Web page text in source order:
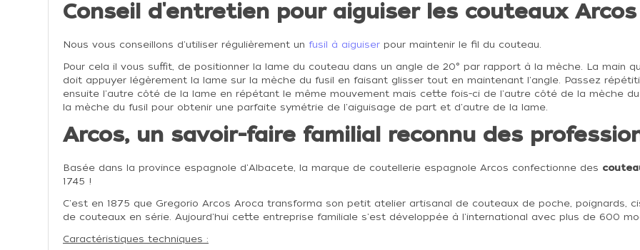
Conseil d'entretien pour aiguiser les couteaux Arcos
Nous vous conseillons d'utiliser régulièrement un fusil à aiguiser pour maintenir le fil du couteau.
Pour cela il vous suffit, de positionner la lame du couteau dans un angle de 20° par rapport à la mèche. La main
doit appuyer légèrement la lame sur la mèche du fusil en faisant glisser tout en maintenant l'angle. Passez
ensuite l'autre côté de la lame en répétant le même mouvement mais cette fois-ci de l'autre côté de la mèche
la mèche du fusil pour obtenir une parfaite symétrie de l'aiguisage de part et d'autre de la lame.
Arcos, un savoir-faire familial reconnu des
Basée dans la province espagnole d'Albacete, la marque de coutellerie espagnole Arcos confectionne des
1745 !
C'est en 1875 que Gregorio Arcos Aroca transforma son petit atelier artisanal de couteaux de poche, poignards,
de couteaux en série. Aujourd'hui cette entreprise familiale s'est développée à l'international avec plus de 600
Caractéristiques techniques :